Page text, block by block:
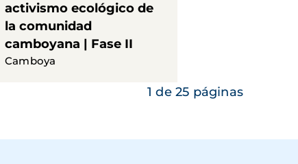
activismo ecológico de
la comunidad
camboyana | Fase II
Camboya
1 de 25 páginas